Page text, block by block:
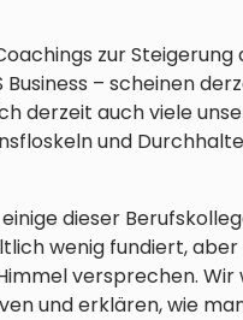
zur
Business – scheinen
derzeit auch viele
und
dieser
wenig fundiert,
versprechen.
und erklären, wie